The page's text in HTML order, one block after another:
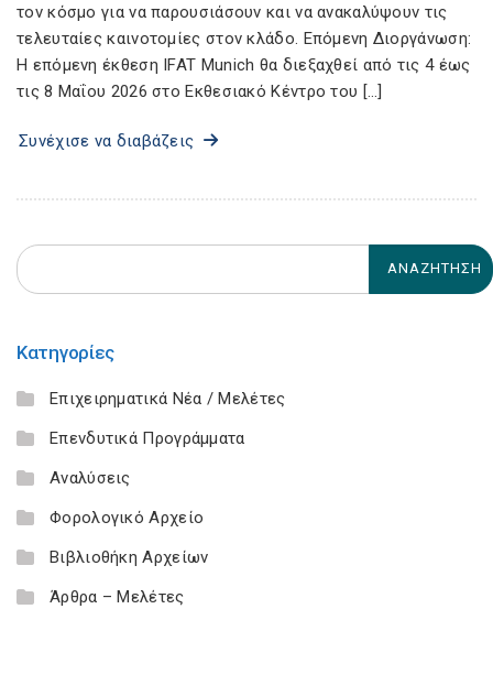
τον κόσμο για να παρουσιάσουν και να ανακαλύψουν τις
τελευταίες καινοτομίες στον κλάδο. Επόμενη Διοργάνωση:
Η επόμενη έκθεση IFAT Munich θα διεξαχθεί από τις 4 έως
τις 8 Μαΐου 2026 στο Εκθεσιακό Κέντρο του […]
Συνέχισε να διαβάζεις
Κατηγορίες
Επιχειρηματικά Νέα / Μελέτες
Επενδυτικά Προγράμματα
Αναλύσεις
Φορολογικό Αρχείο
Βιβλιοθήκη Αρχείων
Άρθρα – Μελέτες